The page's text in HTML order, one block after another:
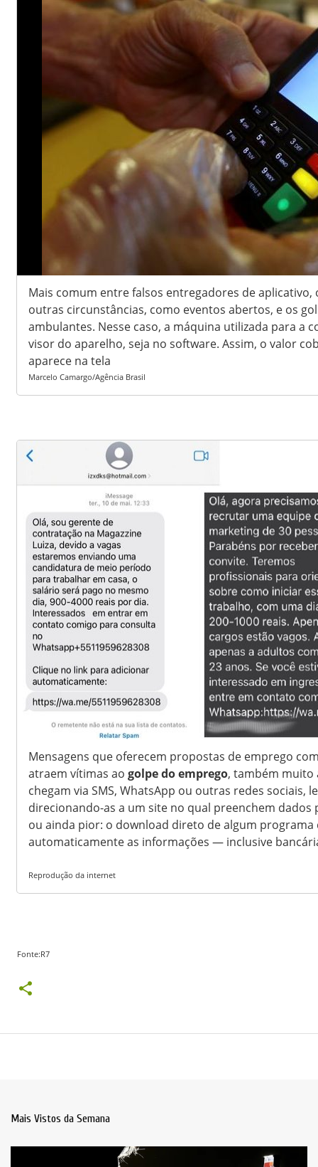
Mais comum entre falsos entregadores de aplicativo,
outras circunstâncias, como eventos abertos, e os
ambulantes. Nesse caso, a máquina utilizada para a
visor do aparelho, seja no software. Assim, o valor
aparece na tela
Marcelo Camargo/Agência Brasil
Mensagens que oferecem propostas de emprego
atraem vítimas ao golpe do emprego, também muito
chegam via SMS, WhatsApp ou outras redes sociais,
direcionando-as a um site no qual preenchem
ou ainda pior: o download direto de algum programa
automaticamente as informações — inclusive
Reprodução da internet
Fonte:R7
Mais Vistos da Semana